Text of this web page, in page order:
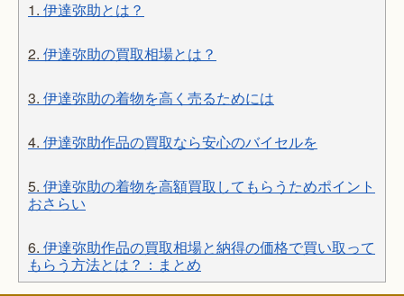
1. 伊達弥助とは？
2. 伊達弥助の買取相場とは？
3. 伊達弥助の着物を高く売るためには
4. 伊達弥助作品の買取なら安心のバイセルを
5. 伊達弥助の着物を高額買取してもらうためポイント
おさらい
6. 伊達弥助作品の買取相場と納得の価格で買い取って
もらう方法とは？：まとめ